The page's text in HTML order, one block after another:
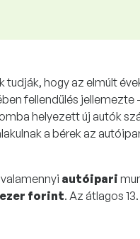
hogy az elmúlt
fellendülés jellemezte
helyezett új autók
a bérek az
autóipari
forint. Az átlagos